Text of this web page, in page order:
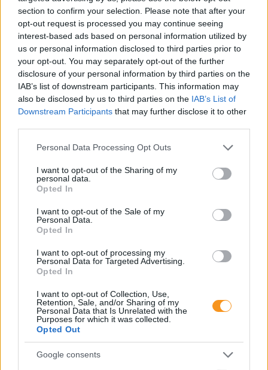
section to confirm your selection. Please note that after your
opt-out request is processed you may continue seeing
interest-based ads based on personal information utilized by
us or personal information disclosed to third parties prior to
your opt-out. You may separately opt-out of the further
disclosure of your personal information by third parties on the
IAB’s list of downstream participants. This information may
also be disclosed by us to third parties on the IAB’s List of
Downstream Participants that may further disclose it to other
Please note that this website/app uses one or more Google
not limited to your visit or usage behaviour. You may click to
grant or deny consent to Google and its third-party tags to
use your data for below specified purposes in below Google
consent section.
Personal Data Processing Opt Outs
I want to opt-out of the Sharing of my
personal data.
Opted In
I want to opt-out of the Sale of my
Personal Data.
Opted In
I want to opt-out of processing my
Personal Data for Targeted Advertising.
Opted In
I want to opt-out of Collection, Use,
Retention, Sale, and/or Sharing of my
Personal Data that Is Unrelated with the
Purposes for which it was collected.
Opted Out
Google consents
sokkal nehezebb hatékonyan
beavatkozni. Fogorvos tanácsai.
Másképp is lehet: Pozitív
Fegyelmezés az iskolában
A szülők sokfélék, de abban legtöbben
egyetértenek: nem szeretnék, ha a tanár kiabálna
pedagógusnak egyszerre több, mint húsz
gyermeket kell fegyelmeznie, segítség és korszerű
módszertani eszköztár nélkül könnyen
gyakran a kiabálás a következménye.
Erre (is) kínál megoldást aPozitív Fegyelmezés az
iskolábanmódszertana, amelyet az elmúlt két
évben egy Erasmus+ partnerségi projekt keretében
próbáltak ki hat európai ország iskoláiban, a makói
Szignum Iskola
Pelusos gyerek az oviban: Minden